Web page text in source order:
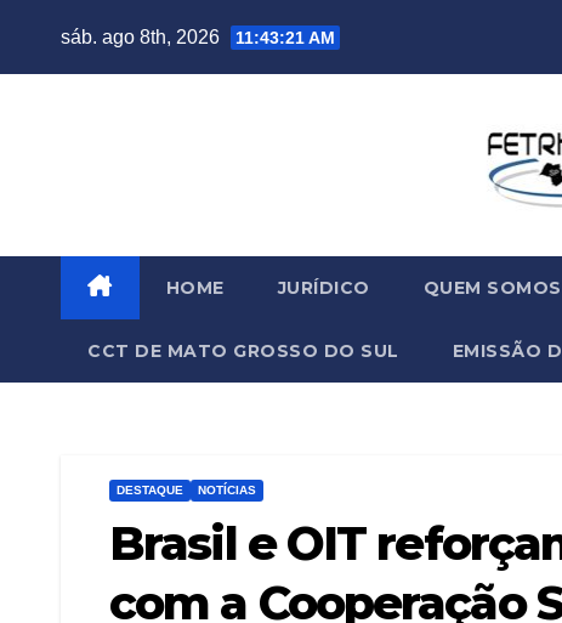
sáb. ago 8th, 2026 11:43:22 AM
HOME JURÍDICO QUEM SOMOS
CCT DE MATO GROSSO DO SUL EMISSÃO
DESTAQUE NOTÍCIAS
Brasil e OIT
com a Cooperação